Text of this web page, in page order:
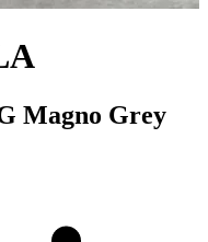
Magno Grey